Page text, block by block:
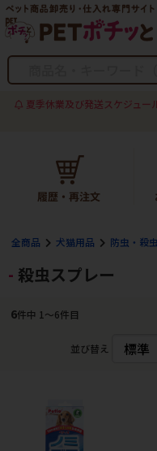
夏季休業及び発送スケジュー
全商品 犬猫用品 防虫・殺
殺虫スプレー
6件中 1〜6件目
並び替え